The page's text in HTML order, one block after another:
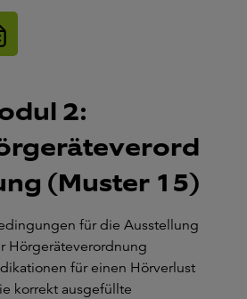
2:
(Muster 15)
für die Ausstellung
Hörgeräteverordnung
für einen Hörverlust
korrekt ausgefüllte